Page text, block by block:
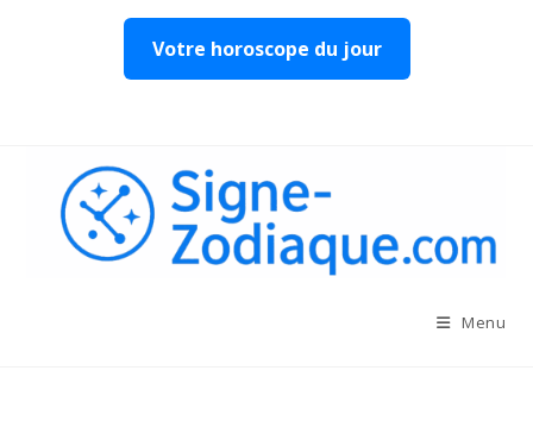
Votre horoscope du jour
Menu